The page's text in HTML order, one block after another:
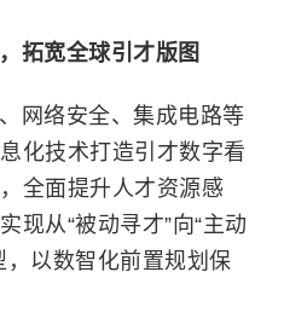
拓宽全球引才版图
网络安全、集成电路等
化技术打造引才数字看
全面提升人才资源感
现从“被动寻才”向“主动
，以数智化前置规划保